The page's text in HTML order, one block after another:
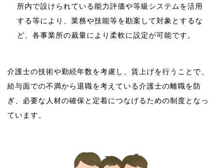
所内で設けられている能力評価や等級システムを活用
する等により、業務や技能等を勘案して対象とするな
ど、各事業所の裁量により柔軟に設定が可能です。
介護士の技術や勤続年数を考慮し、賃上げを行うことで、
給与面での不満から退職を考えている介護士の離職を防
ぎ、必要な人材の確保と定着につなげるための制度となっ
ています。